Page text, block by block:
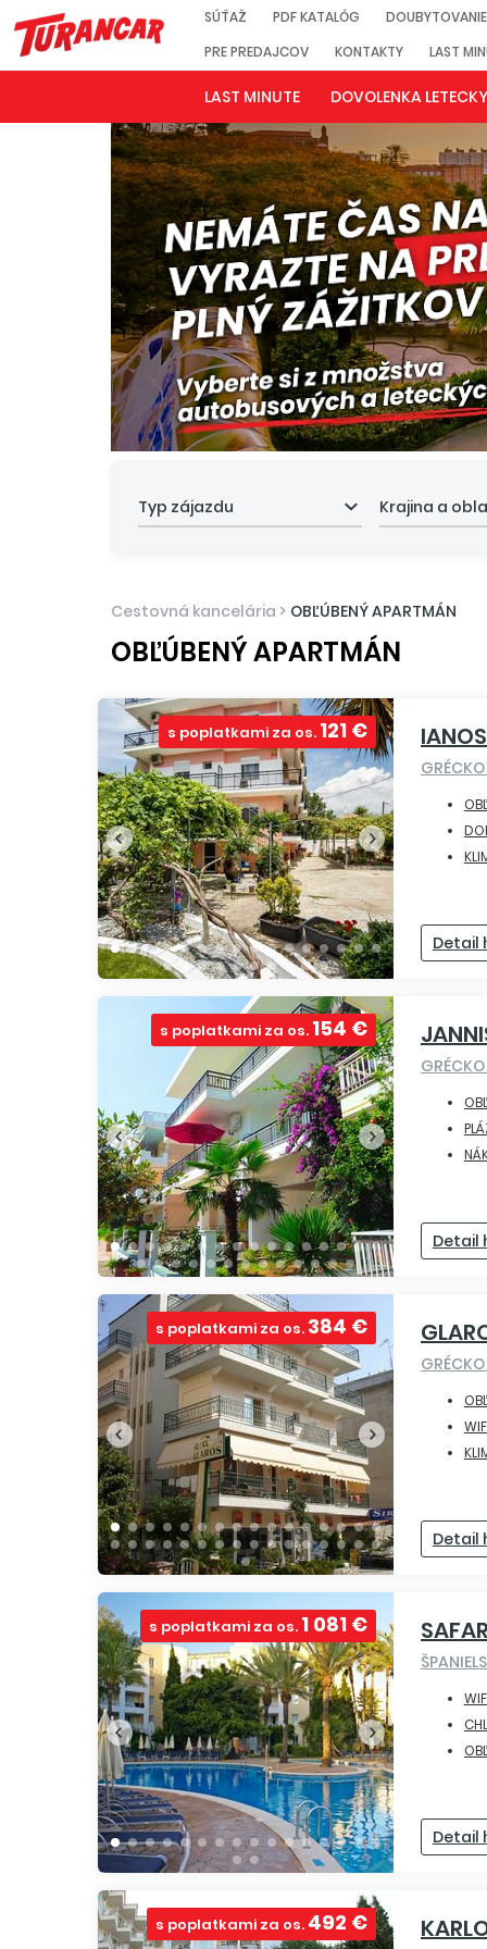
SÚŤAŽ PDF KATALÓG DOUBYTOVANIE
PRE PREDAJCOV
KONTAKTY LAST
LAST MINUTE DOVOLENKA LETECKY
Typ zájazdu Krajina a
Cestovná kancelária > OBĽÚBENÝ APARTMÁN
OBĽÚBENÝ APARTMÁN
IANOS
GRÉCKO
s poplatkami za os. 121 €
Detail
GRÉCKO
s poplatkami za os. 154 €
Detail
GRÉCKO
s poplatkami za os. 384 €
Detail
s poplatkami za os. 1 081 €
Detail
s poplatkami za os. 492 €